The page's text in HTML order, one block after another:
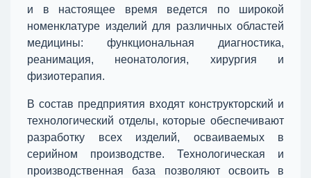
и в настоящее время ведется по широкой
номенклатуре изделий для различных областей
медицины: функциональная диагностика,
реанимация, неонатология, хирургия и
физиотерапия.
В состав предприятия входят конструкторский и
технологический отделы, которые обеспечивают
разработку всех изделий, осваиваемых в
серийном производстве. Технологическая и
производственная база позволяют освоить в